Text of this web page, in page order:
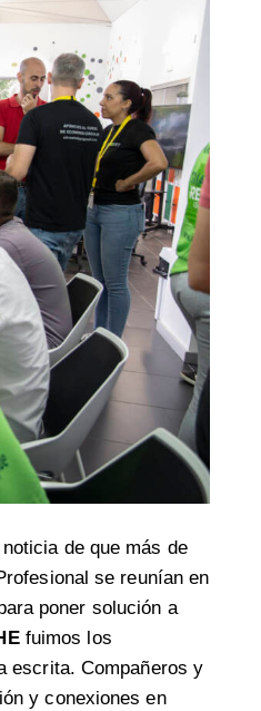
de que más de
se reunían en
poner solución a
fuimos los
escrita. Compañeros y
y conexiones en